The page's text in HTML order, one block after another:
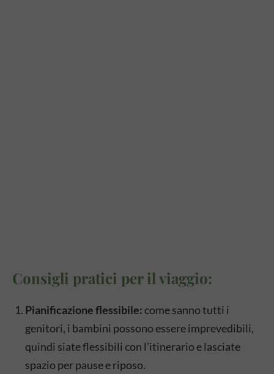
Consigli pratici per il viaggio:
Pianificazione flessibile: come sanno tutti i
genitori, i bambini possono essere imprevedibili,
quindi siate flessibili con l’itinerario e lasciate
spazio per pause e riposo.